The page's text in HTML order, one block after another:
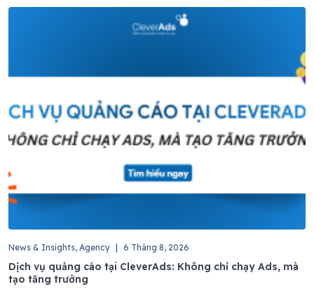
News & Insights, Agency | 6 Tháng 8, 2026
Dịch vụ quảng cáo tại CleverAds: Không chỉ chạy Ads, mà
tạo tăng trưởng